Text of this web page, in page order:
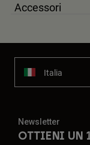
Accessori
Italia
Newsletter
OTTIENI UN